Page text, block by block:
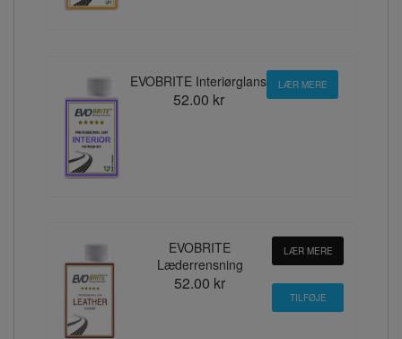
EVOBRITE Interiørglans
52.00 kr
LÆR MERE
EVOBRITE
Læderrensning
52.00 kr
LÆR MERE